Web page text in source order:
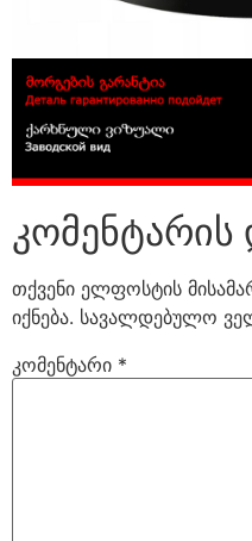
კომენტარის
თქვენი ელფოსტის
იქნება. სავალდებულო
კომენტარი *